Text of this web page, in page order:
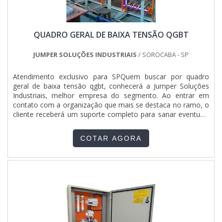
QUADRO GERAL DE BAIXA TENSÃO QGBT
JUMPER SOLUÇÕES INDUSTRIAIS / SOROCABA - SP
Atendimento exclusivo para SPQuem buscar por quadro
geral de baixa tensão qgbt, conhecerá a Jumper Soluções
Industriais, melhor empresa do segmento. Ao entrar em
contato com a organização que mais se destaca no ramo, o
cliente receberá um suporte completo para sanar eventuais
quadro geral de baixa tensão qgbt, com a Jumper Soluções
Industriais o cliente obterá assertividade e diversas opções
QUADRO GERAL DE BAIXA TENSÃO QGBTA Jumper
qualidade onde são realizadas as atividades e equipamentos
de última geração, tudo isso para oferecer quadro geral de
baixa tensão qgbt com precisão.Há muitas maneiras
eficientes de uma companhia demonstrar competência,
COTAR AGORA